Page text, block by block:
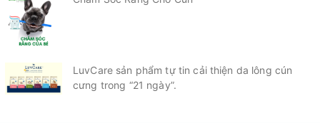
LuvCare sản phẩm tự tin cải thiện da lông cún
cưng trong “21 ngày”.